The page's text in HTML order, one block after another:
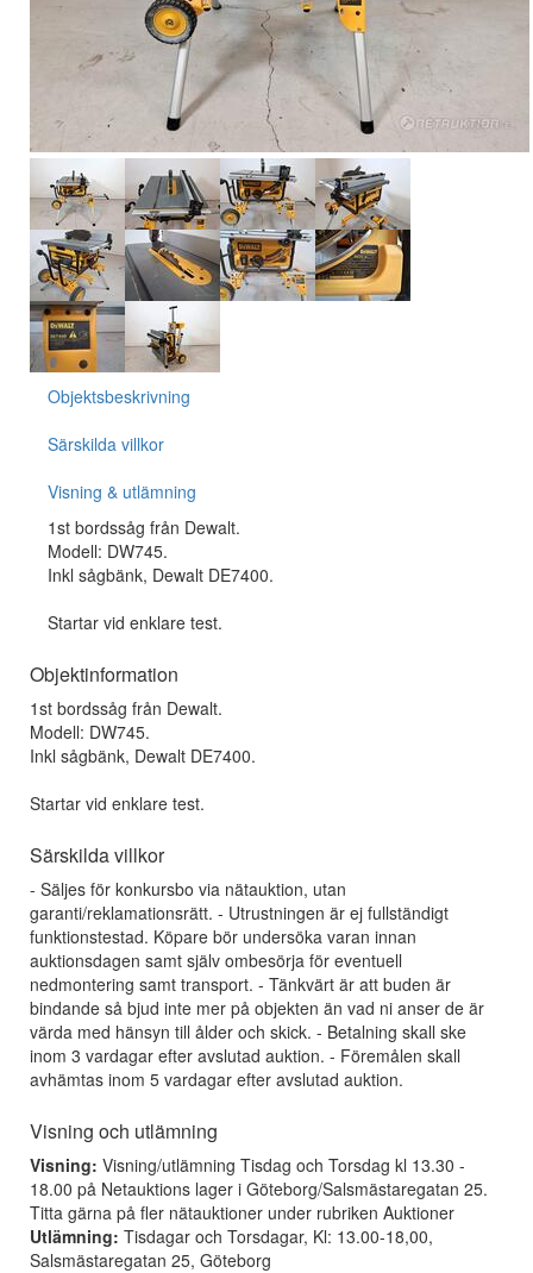
Objektsbeskrivning
Särskilda villkor
Visning & utlämning
1st bordssåg från Dewalt.
Modell: DW745.
Inkl sågbänk, Dewalt DE7400.
Startar vid enklare test.
Objektinformation
1st bordssåg från Dewalt.
Modell: DW745.
Inkl sågbänk, Dewalt DE7400.
Startar vid enklare test.
Särskilda villkor
- Säljes för konkursbo via nätauktion, utan
garanti/reklamationsrätt. - Utrustningen är ej fullständigt
funktionstestad. Köpare bör undersöka varan innan
auktionsdagen samt själv ombesörja för eventuell
nedmontering samt transport. - Tänkvärt är att buden är
bindande så bjud inte mer på objekten än vad ni anser de är
värda med hänsyn till ålder och skick. - Betalning skall ske
inom 3 vardagar efter avslutad auktion. - Föremålen skall
avhämtas inom 5 vardagar efter avslutad auktion.
Visning och utlämning
Visning: Visning/utlämning Tisdag och Torsdag kl 13.30 -
18.00 på Netauktions lager i Göteborg/Salsmästaregatan 25.
Titta gärna på fler nätauktioner under rubriken Auktioner
Utlämning: Tisdagar och Torsdagar, Kl: 13.00-18,00,
Salsmästaregatan 25, Göteborg